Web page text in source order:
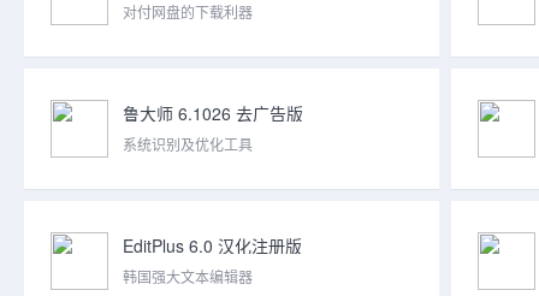
对付网盘的下载利器
鲁大师 6.1026 去广告版
系统识别及优化工具
EditPlus 6.0 汉化注册版
韩国强大文本编辑器